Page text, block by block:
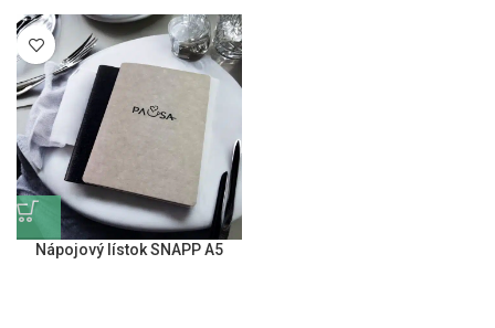
Nápojový lístok SNAPP A5